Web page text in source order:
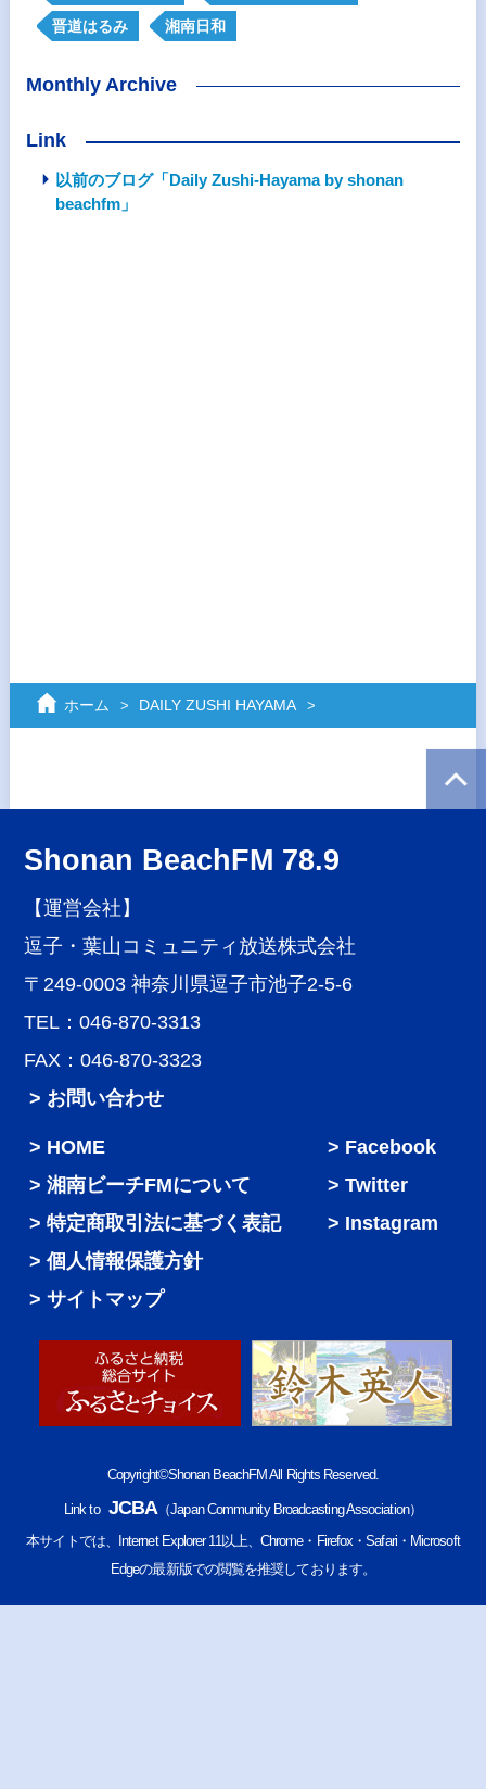
晋道はるみ 湘南日和
Monthly Archive
Link
以前のブログ「Daily Zushi-Hayama by shonan
beachfm」
ホーム DAILY ZUSHI HAYAMA
Shonan BeachFM 78.9
【運営会社】
逗子・葉山コミュニティ放送株式会社
〒249-0003 神奈川県逗子市池子2-5-6
TEL：046-870-3313
FAX：046-870-3323
> お問い合わせ
HOME
湘南ビーチFMについて
特定商取引法に基づく表記
個人情報保護方針
サイトマップ
Facebook
Twitter
Instagram
Copyright©Shonan BeachFM All Rights Reserved.
Link to JCBA（Japan Community Broadcasting Association）
本サイトでは、Internet Explorer 11以上、Chrome・Firefox・Safari・Microsoft
Edgeの最新版での閲覧を推奨しております。